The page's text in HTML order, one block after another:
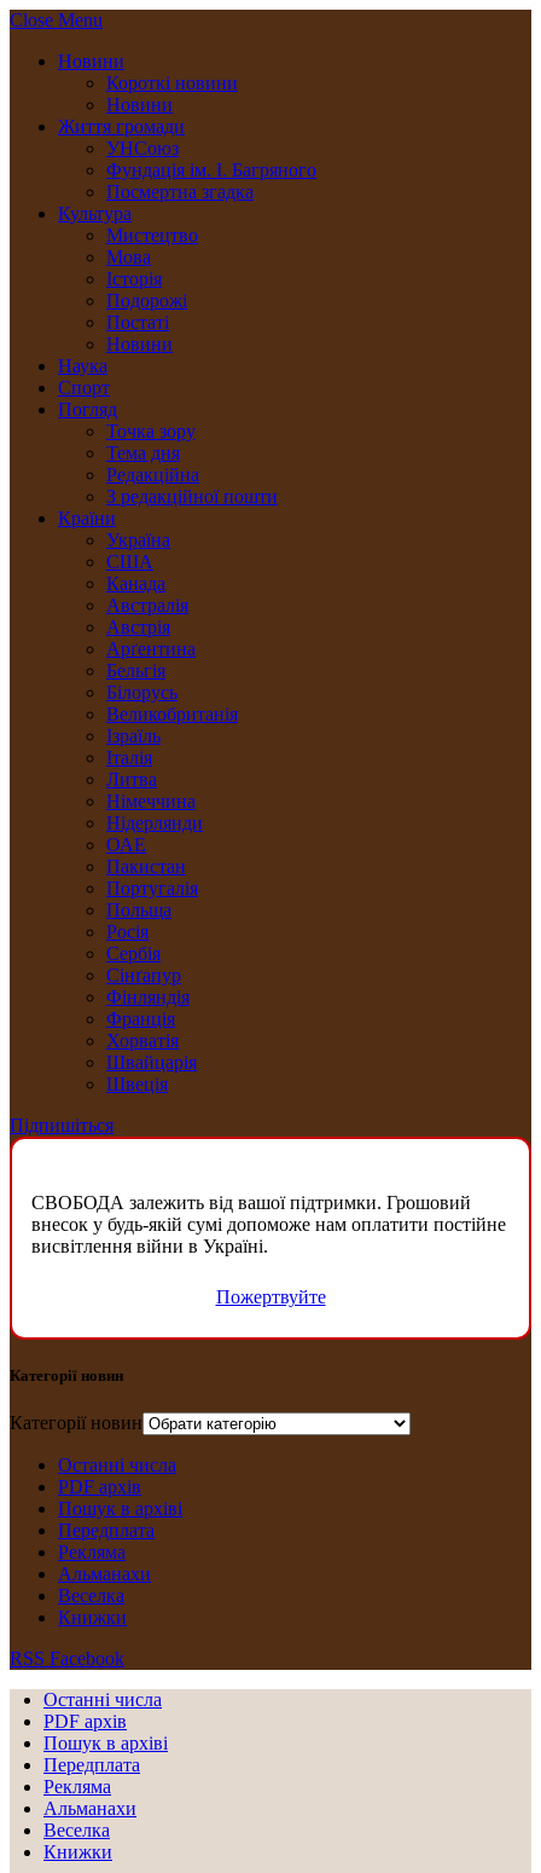
Close Menu
Новини
Короткі новини
Новини
Життя громади
УНСоюз
Фундація ім. І. Багряного
Посмертна згадка
Культура
Мистецтво
Мова
Історія
Подорожі
Постаті
Новини
Наука
Спорт
Погляд
Точка зору
Тема дня
Редакційна
З редакційної пошти
Країни
Україна
США
Канада
Австралія
Австрія
Арґентина
Бельгія
Білорусь
Великобританія
Ізраїль
Італія
Литва
Німеччина
Нідерлянди
ОАЕ
Пакистан
Португалія
Польща
Росія
Сербія
Сінґапур
Фінляндія
Франція
Хорватія
Швайцарія
Швеція
Підпишіться
СВОБОДА залежить від вашої підтримки. Грошовий
внесок у будь-якій сумі допоможе нам оплатити постійне
висвітлення війни в Україні.
Пожертвуйте
Категорії новин
Категорії новин
Останні числа
PDF архів
Пошук в архіві
Передплата
Рекляма
Альманахи
Веселка
Книжки
RSS Facebook
Останні числа
PDF архів
Пошук в архіві
Передплата
Рекляма
Альманахи
Веселка
Книжки